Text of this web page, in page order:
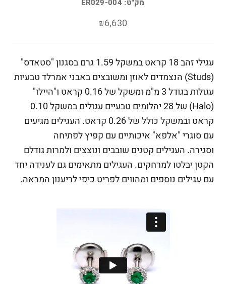
מק"ט:ER029-004
₪6,630
עגילי זהב 18 קראט במשקל 1.59 גרם בסגנון "סטאדס"
(Studs) הנצמדים לאוזן ומשובצים באבני אמרלד טבעיות
עגולות בגודל 3 מ"מ ומשקל של 0.16 קראט ו"
היילו"
(Halo) של 28 יהלומים טבעיים עגולים במשקל 0.10
קראט ובמשקל כולל של 0.26 קראט. העגילים מגיעים
עם סוגרי "אלפא" איכותיים עם קפיץ לפתיחה
וסגירה. העגילים קטנים שובבים ונוצצים ולמרות גודלם
הקטן יבלטו למרחקים. העגילים מתאימים גם לענידה יחד
עם עגילים נוספים ומהווים לפריט כיפי לריענון המראה.